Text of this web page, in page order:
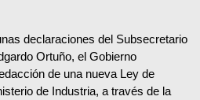
declaraciones del Subsecretario
Ortuño, el Gobierno
de una nueva Ley de
de Industria, a través de la